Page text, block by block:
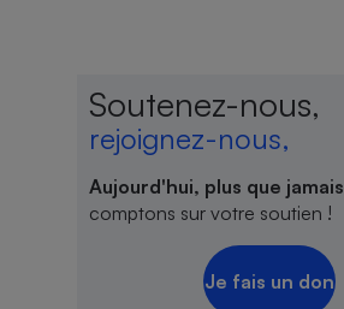
Soutenez-nous,
rejoignez-nous,
Aujourd'hui, plus que jamais
comptons sur votre soutien !
Je fais un don